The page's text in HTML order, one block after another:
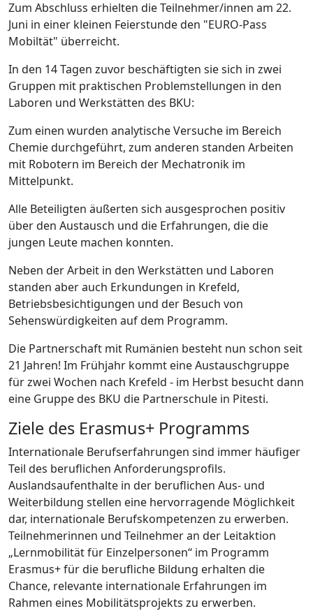
Zum Abschluss erhielten die Teilnehmer/innen am 22.
Juni in einer kleinen Feierstunde den "EURO-Pass
Mobiltät" überreicht.
In den 14 Tagen zuvor beschäftigten sie sich in zwei
Gruppen mit praktischen Problemstellungen in den
Laboren und Werkstätten des BKU:
Zum einen wurden analytische Versuche im Bereich
Chemie durchgeführt, zum anderen standen Arbeiten
mit Robotern im Bereich der Mechatronik im
Mittelpunkt.
Alle Beteiligten äußerten sich ausgesprochen positiv
über den Austausch und die Erfahrungen, die die
jungen Leute machen konnten.
Neben der Arbeit in den Werkstätten und Laboren
standen aber auch Erkundungen in Krefeld,
Betriebsbesichtigungen und der Besuch von
Sehenswürdigkeiten auf dem Programm.
Die Partnerschaft mit Rumänien besteht nun schon seit
21 Jahren! Im Frühjahr kommt eine Austauschgruppe
für zwei Wochen nach Krefeld - im Herbst besucht dann
eine Gruppe des BKU die Partnerschule in Pitesti.
Ziele des Erasmus+ Programms
Internationale Berufserfahrungen sind immer häufiger
Teil des beruflichen Anforderungsprofils.
Auslandsaufenthalte in der beruflichen Aus- und
Weiterbildung stellen eine hervorragende Möglichkeit
dar, internationale Berufskompetenzen zu erwerben.
Teilnehmerinnen und Teilnehmer an der Leitaktion
„Lernmobilität für Einzelpersonen“ im Programm
Erasmus+ für die berufliche Bildung erhalten die
Chance, relevante internationale Erfahrungen im
Rahmen eines Mobilitätsprojekts zu erwerben.